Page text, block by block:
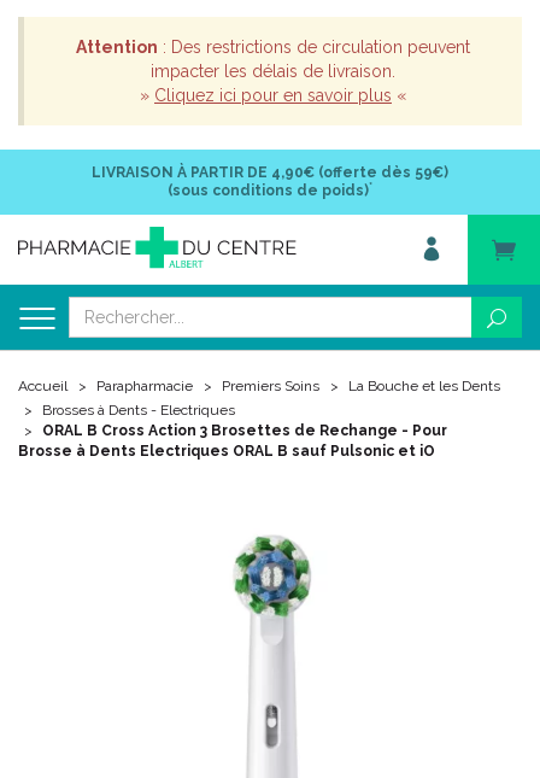
Attention : Des restrictions de circulation peuvent
impacter les délais de livraison.
» Cliquez ici pour en savoir plus «
LIVRAISON À PARTIR DE 4,90€ (offerte dès 59€)
(sous conditions de poids)*
Accueil Parapharmacie Premiers Soins
La Bouche et les Dents
Brosses à Dents - Electriques
ORAL B Cross Action 3 Brosettes de Rechange - Pour
Brosse à Dents Electriques ORAL B sauf Pulsonic et iO